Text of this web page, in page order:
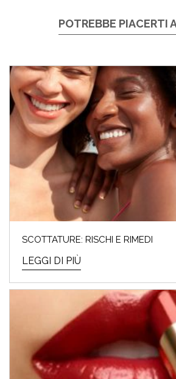
POTREBBE PIACERTI
SCOTTATURE: RISCHI E RIMEDI
LEGGI DI PIÙ